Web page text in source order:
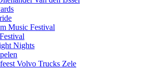
Music Festival
Nights
Volvo Trucks Zele